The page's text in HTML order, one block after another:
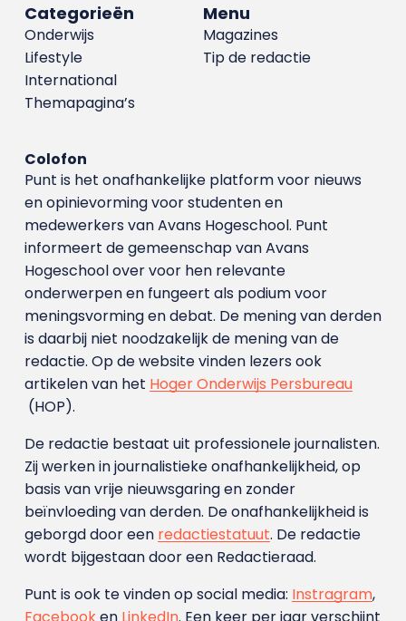
Menu
Magazines
Tip de redactie
Categorieën
Onderwijs
Lifestyle
International
Themapagina’s
Colofon
Punt is het onafhankelijke platform voor nieuws
en opinievorming voor studenten en
medewerkers van Avans Hoge­school. Punt
informeert de gemeenschap van Avans
Hogeschool over voor hen relevante
onderwerpen en fungeert als podium voor
meningsvorming en debat. De mening van derden
is daarbij niet noodzakelijk de mening van de
redactie. Op de website vinden lezers ook
artikelen van het Hoger Onderwijs Persbureau
(HOP).
De redactie bestaat uit professionele journalisten.
Zij werken in journalistieke onafhankelijkheid, op
basis van vrije nieuwsgaring en zonder
beïnvloeding van derden. De onafhankelijkheid is
geborgd door een redactiestatuut. De redactie
wordt bijgestaan door een Redactieraad.
Punt is ook te vinden op social media: Instragram,
Facebooken LinkedIn. Een keer per jaar verschijnt